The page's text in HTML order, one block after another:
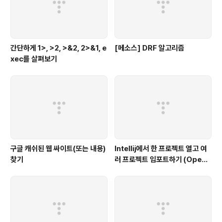
간단하게 1>, >2, >&2, 2>&1, e
xec를 살펴보기
[메소스] DRF 알고리즘
구글 캐쉬된 웹 싸이트(또는 내용)
찾기
Intellij에서 한 프로젝트 열고 여
러 프로젝트 임포트하기 (Open